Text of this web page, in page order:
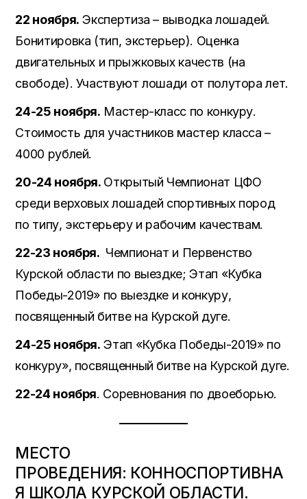
22 ноября. Экспертиза – выводка лошадей.
Бонитировка (тип, экстерьер). Оценка
двигательных и прыжковых качеств (на
свободе). Участвуют лошади от полутора лет.
24-25 ноября. Мастер-класс по конкуру.
Стоимость для участников мастер класса –
4000 рублей.
20-24 ноября. Открытый Чемпионат ЦФО
среди верховых лошадей спортивных пород
по типу, экстерьеру и рабочим качествам.
22-23 ноября. Чемпионат и Первенство
Курской области по выездке; Этап «Кубка
Победы-2019» по выездке и конкуру,
посвященный битве на Курской дуге.
24-25 ноября. Этап «Кубка Победы-2019» по
конкуру», посвященный битве на Курской дуге.
22-24 ноября. Соревнования по двоеборью.
МЕСТО
ПРОВЕДЕНИЯ: КОННОСПОРТИВНА
Я ШКОЛА КУРСКОЙ ОБЛАСТИ.